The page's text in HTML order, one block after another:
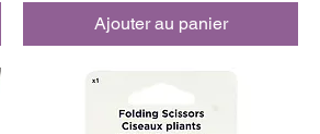
Ajouter au panier